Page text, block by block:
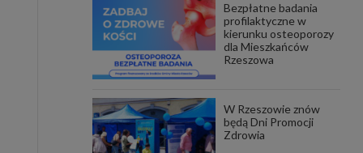
Aby
i ich
Bezpłatne badania
profilaktyczne w
kierunku osteoporozy
dla Mieszkańców
Rzeszowa
W Rzeszowie znów
będą Dni Promocji
Zdrowia